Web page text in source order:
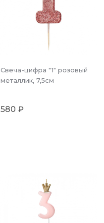
Свеча-цифра "1" розовый
металлик, 7,5см
580 ₽